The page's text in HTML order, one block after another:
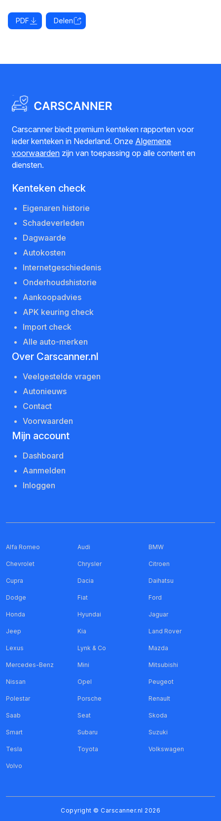
PDF Delen
Carscanner biedt premium kenteken rapporten voor
ieder kenteken in Nederland. Onze Algemene
voorwaarden zijn van toepassing op alle content en
diensten.
Kenteken check
Eigenaren historie
Schadeverleden
Dagwaarde
Autokosten
Internetgeschiedenis
Onderhoudshistorie
Aankoopadvies
APK keuring check
Import check
Alle auto-merken
Over Carscanner.nl
Veelgestelde vragen
Autonieuws
Contact
Voorwaarden
Mijn account
Dashboard
Aanmelden
Inloggen
Alfa Romeo Audi BMW
Chevrolet Chrysler Citroen
Cupra Dacia Daihatsu
Dodge Fiat Ford
Honda Hyundai Jaguar
Jeep Kia Land Rover
Lexus Lynk & Co Mazda
Mercedes-Benz Mini Mitsubishi
Nissan Opel Peugeot
Polestar Porsche Renault
Saab Seat Skoda
Smart Subaru Suzuki
Tesla Toyota Volkswagen
Volvo
Copyright © Carscanner.nl 2026